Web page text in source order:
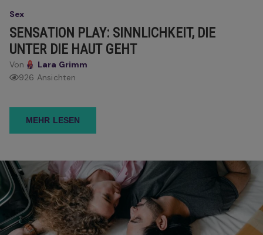
Sex
SENSATION PLAY: SINNLICHKEIT, DIE
UNTER DIE HAUT GEHT
Von
Lara Grimm
926 Ansichten
MEHR LESEN